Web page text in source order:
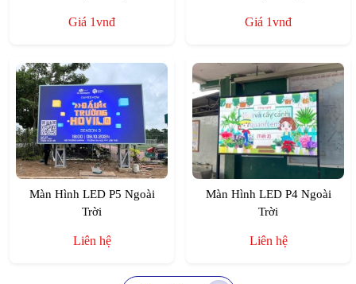
Giá 1vnđ Giá 1vnđ
Màn Hình LED P5 Ngoài
Trời
Liên hệ
Màn Hình LED P4 Ngoài
Trời
Liên hệ